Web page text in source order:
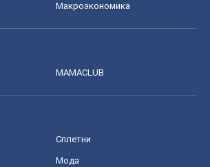
Mакроэкономика
MAMACLUB
Сплетни
Мода